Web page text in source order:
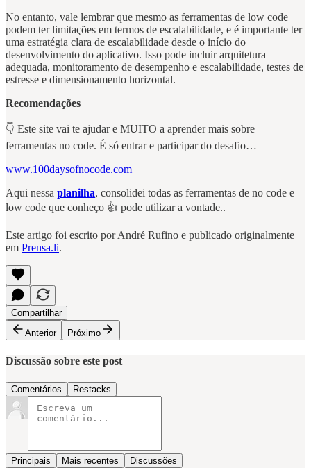
No entanto, vale lembrar que mesmo as ferramentas de low code
podem ter limitações em termos de escalabilidade, e é importante ter
uma estratégia clara de escalabilidade desde o início do
desenvolvimento do aplicativo. Isso pode incluir arquitetura
adequada, monitoramento de desempenho e escalabilidade, testes de
estresse e dimensionamento horizontal.
Recomendações
👇 Este site vai te ajudar e MUITO a aprender mais sobre
ferramentas no code. É só entrar e participar do desafio…
www.100daysofnocode.com
Aqui nessa planilha, consolidei todas as ferramentas de no code e
low code que conheço 👍 pode utilizar a vontade..
Este artigo foi escrito por André Rufino e publicado originalmente
em Prensa.li.
Compartilhar
Anterior
Próximo
Discussão sobre este post
Comentários Restacks
Principais Mais recentes Discussões